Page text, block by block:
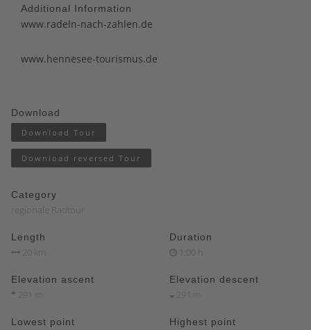
Additional Information
www.radeln-nach-zahlen.de
www.hennesee-tourismus.de
Download
Download Tour
Download reversed Tour
Category
regionale Radtour
Length
20 km
Duration
1:00 h
Elevation ascent
291 m
Elevation descent
291 m
Lowest point Highest point